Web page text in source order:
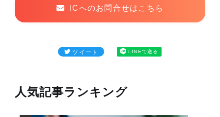
ICへのお問合せはこちら
ツイート LINEで送る
人気記事ランキング